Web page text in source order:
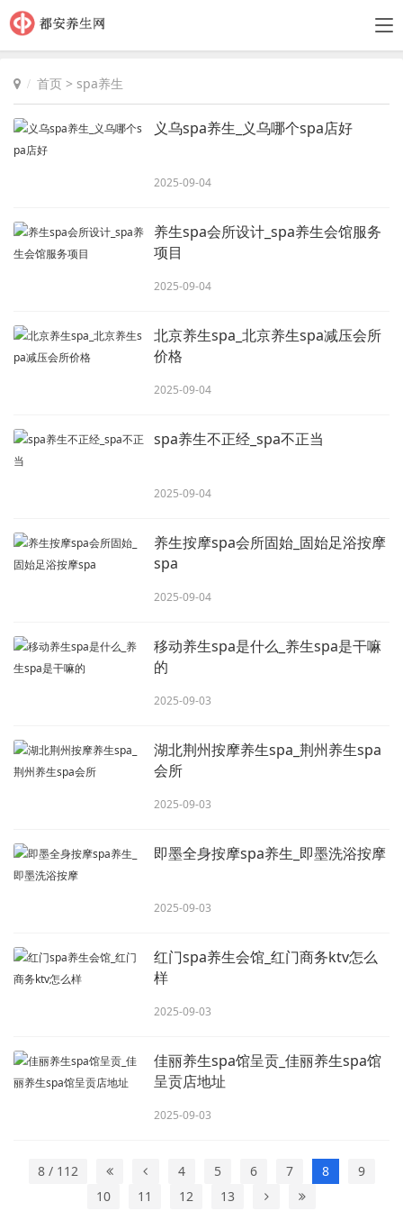
首页 > spa养生
义乌spa养生_义乌哪个spa店好
2025-09-04
养生spa会所设计_spa养生会馆服务
项目
2025-09-04
北京养生spa_北京养生spa减压会所
价格
2025-09-04
spa养生不正经_spa不正当
2025-09-04
养生按摩spa会所固始_固始足浴按摩
spa
2025-09-04
移动养生spa是什么_养生spa是干嘛
的
2025-09-03
湖北荆州按摩养生spa_荆州养生spa
会所
2025-09-03
即墨全身按摩spa养生_即墨洗浴按摩
2025-09-03
红门spa养生会馆_红门商务ktv怎么
样
2025-09-03
佳丽养生spa馆呈贡_佳丽养生spa馆
呈贡店地址
2025-09-03
8 / 112 4 5 6 7 8
9
10
11 12 13